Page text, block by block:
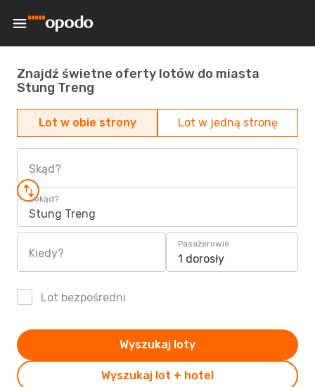
Znajdź świetne oferty lotów do miasta
Stung Treng
Lot w obie strony Lot w jedną stronę
Skąd?
Dokąd?
Stung Treng
Kiedy?
Pasażerowie
1 dorosły
Lot bezpośredni
Wyszukaj lot + hotel
Wyszukaj loty